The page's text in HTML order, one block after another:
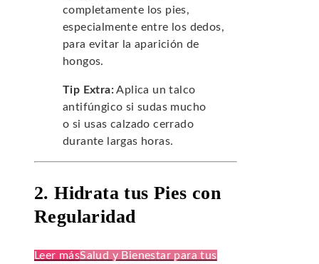
completamente los pies,
especialmente entre los dedos,
para evitar la aparición de
hongos.
Tip Extra:Aplica un talco
antifúngico si sudas mucho
o si usas calzado cerrado
durante largas horas.
2. Hidrata tus Pies con
Regularidad
Leer másSalud y Bienestar para tus